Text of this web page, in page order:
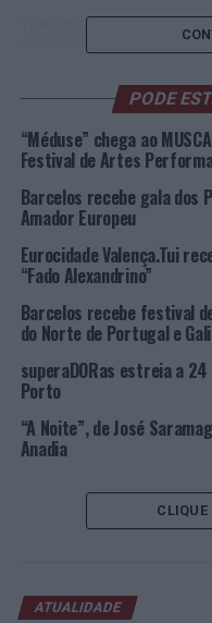
‘By The River’ anima
NÃO PERCA
IP sensível aos apelos
PODE
“Méduse” chega ao
Festival de Artes
Barcelos recebe gala dos
Amador Europeu
Eurocidade Valença.Tui
“Fado Alexandrino”
Barcelos recebe festival
do Norte de Portugal e
superaDORas estreia a
Porto
“A Noite”, de José
Anadia
CLIQUE
ATUALIDADE